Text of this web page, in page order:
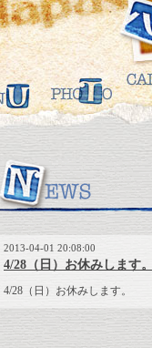
2013-04-01 20:08:00
4/28（日）お休みします
4/28（日）お休みします。